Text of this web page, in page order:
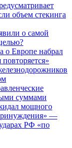
объем стекинга
о самой
о Европе набрал
суммами
мощного
—
РФ «по